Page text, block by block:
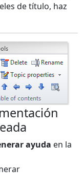
de título, haz
ayuda en la